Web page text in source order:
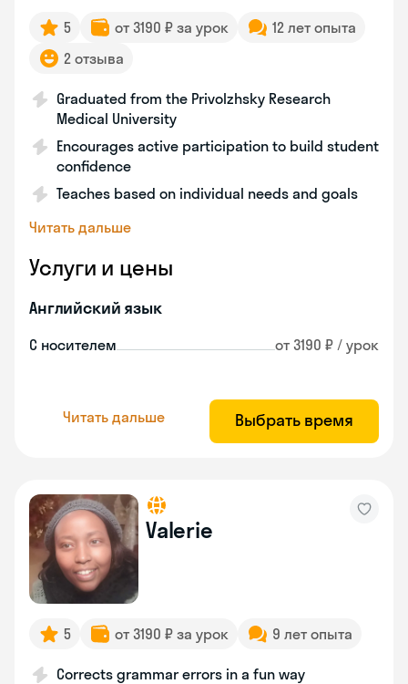
5 от 3190 ₽ за урок
12 лет опыта
2 отзыва
Graduated from the Privolzhsky Research
Medical University
Encourages active participation to build student
confidence
Teaches based on individual needs and goals
Читать дальше
Услуги и цены
Английский язык
С носителем от 3190 ₽ / урок
Читать дальше Выбрать время
Valerie
5 от 3190 ₽ за урок 9 лет опыта
Corrects grammar errors in a fun way